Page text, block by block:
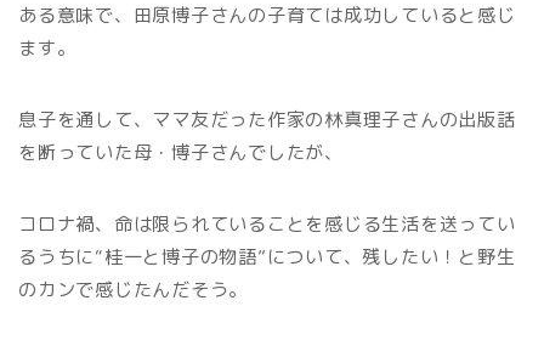
ある意味で、田原博子さんの子育ては成功していると感じ
ます。
息子を通して、ママ友だった作家の林真理子さんの出版話
を断っていた母・博子さんでしたが、
コロナ禍、命は限られていることを感じる生活を送ってい
るうちに“桂一と博子の物語”について、残したい！と野生
のカンで感じたんだそう。